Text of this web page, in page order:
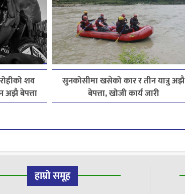
शव
अझै बेपत्ता
सुनकोसीमा खसेको कार र तीन यात्रु अझै
बेपत्ता, खोजी कार्य जारी
हाम्रो समूह